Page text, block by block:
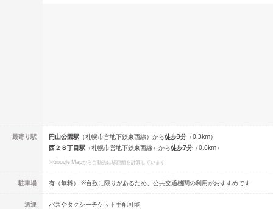
最寄り駅 円山公園駅 （札幌市営地下鉄東西線） から徒歩3分 （0.3km）
西２８丁目駅 （札幌市営地下鉄東西線） から徒歩7分 （0.6km）
※Google Mapから自動的に駅距離を計算しています
駐車場 有（無料） ※台数に限りがあるため、公共交通機関の利用がおすすめです
送迎 バスやタクシーチケット手配可能